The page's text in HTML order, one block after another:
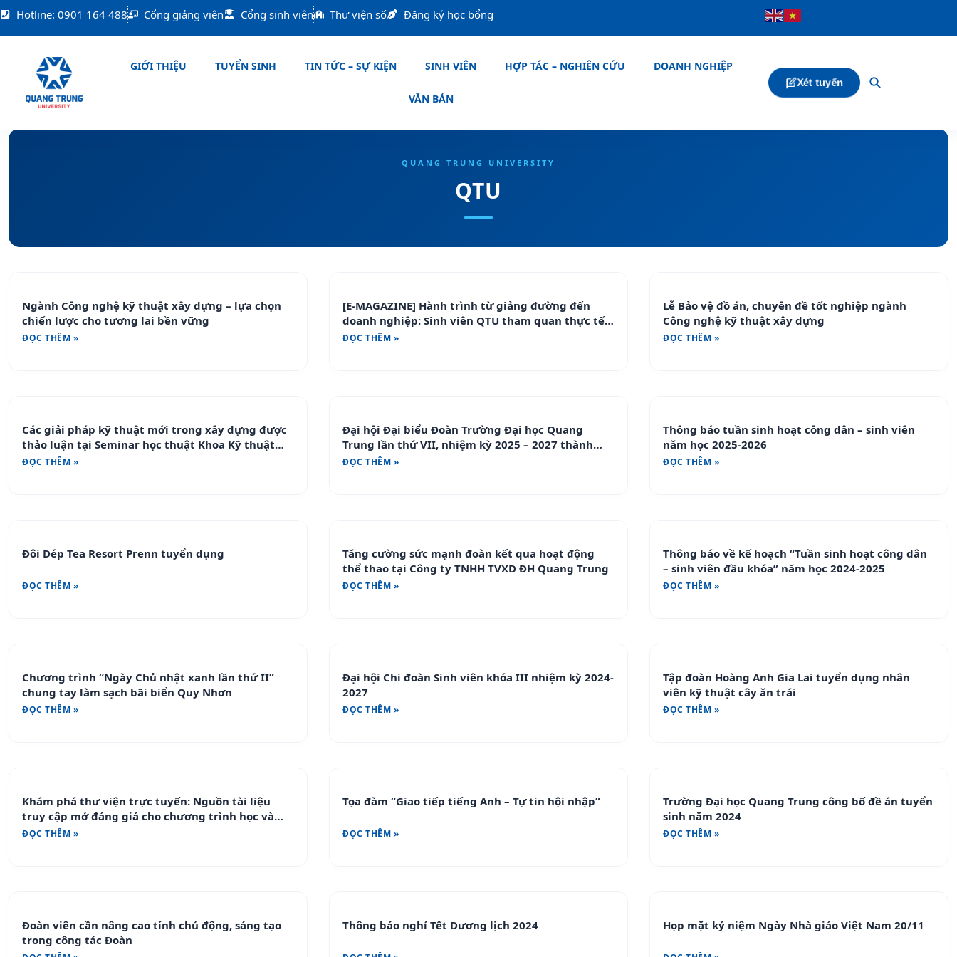
NhảyHotline: 0901 164 488 Cổng giảng viên Cổng sinh viên Thư viện số Đăng ký học bổng
GIỚI THIỆU TUYỂN SINH TIN TỨC – SỰ KIỆN SINH VIÊN HỢP TÁC – NGHIÊN CỨU DOANH NGHIỆP
VĂN BẢN
Xét tuyển
QTU
Ngành Công nghệ kỹ thuật xây dựng – lựa chọn
chiến lược cho tương lai bền vững
ĐỌC THÊM »
[E-MAGAZINE] Hành trình từ giảng đường đến
doanh nghiệp: Sinh viên QTU tham quan thực tế
tại Công ty CP IPP Sachi
ĐỌC THÊM »
Lễ Bảo vệ đồ án, chuyên đề tốt nghiệp ngành
Công nghệ kỹ thuật xây dựng
ĐỌC THÊM »
Các giải pháp kỹ thuật mới trong xây dựng được
thảo luận tại Seminar học thuật Khoa Kỹ thuật
Công nghệ
ĐỌC THÊM »
Đại hội Đại biểu Đoàn Trường Đại học Quang
Trung lần thứ VII, nhiệm kỳ 2025 – 2027 thành
công tốt đẹp
ĐỌC THÊM »
Thông báo tuần sinh hoạt công dân – sinh viên
năm học 2025-2026
ĐỌC THÊM »
Đôi Dép Tea Resort Prenn tuyển dụng
ĐỌC THÊM »
Tăng cường sức mạnh đoàn kết qua hoạt động
thể thao tại Công ty TNHH TVXD ĐH Quang Trung
ĐỌC THÊM »
Thông báo về kế hoạch “Tuần sinh hoạt công dân
– sinh viên đầu khóa” năm học 2024-2025
ĐỌC THÊM »
Chương trình “Ngày Chủ nhật xanh lần thứ II”
chung tay làm sạch bãi biển Quy Nhơn
ĐỌC THÊM »
Đại hội Chi đoàn Sinh viên khóa III nhiệm kỳ 2024-
2027
ĐỌC THÊM »
Tập đoàn Hoàng Anh Gia Lai tuyển dụng nhân
viên kỹ thuật cây ăn trái
ĐỌC THÊM »
Khám phá thư viện trực tuyến: Nguồn tài liệu
truy cập mở đáng giá cho chương trình học và
nghiên cứu
ĐỌC THÊM »
Tọa đàm “Giao tiếp tiếng Anh – Tự tin hội nhập”
ĐỌC THÊM »
Trường Đại học Quang Trung công bố đề án tuyển
sinh năm 2024
ĐỌC THÊM »
Đoàn viên cần nâng cao tính chủ động, sáng tạo
trong công tác Đoàn
Thông báo nghỉ Tết Dương lịch 2024 Họp mặt kỷ niệm Ngày Nhà giáo Việt Nam 20/11